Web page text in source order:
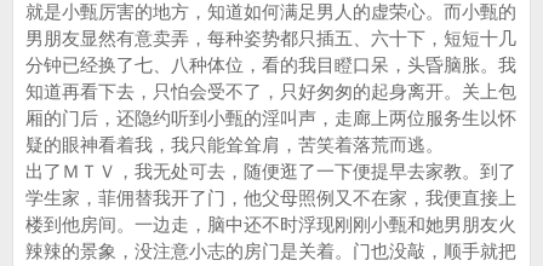
就是小甄厉害的地方，知道如何满足男人的虚荣心。而小甄的
男朋友显然有意卖弄，每种姿势都只插五、六十下，短短十几
分钟已经换了七、八种体位，看的我目瞪口呆，头昏脑胀。我
知道再看下去，只怕会受不了，只好匆匆的起身离开。关上包
厢的门后，还隐约听到小甄的淫叫声，走廊上两位服务生以怀
疑的眼神看着我，我只能耸耸肩，苦笑着落荒而逃。
出了ＭＴＶ，我无处可去，随便逛了一下便提早去家教。到了
学生家，菲佣替我开了门，他父母照例又不在家，我便直接上
楼到他房间。一边走，脑中还不时浮现刚刚小甄和她男朋友火
辣辣的景象，没注意小志的房门是关着。门也没敲，顺手就把